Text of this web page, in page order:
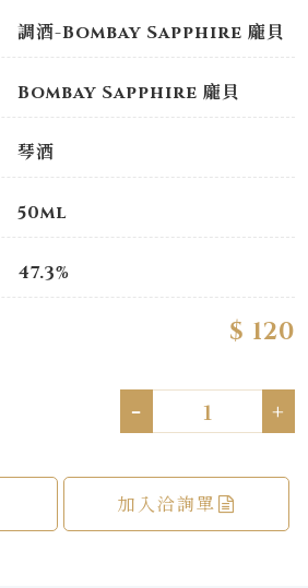
調酒-Bombay Sapphire 龐貝
Bombay Sapphire 龐貝
琴酒
50ml
47.3%
$ 120
- +
加入洽詢單